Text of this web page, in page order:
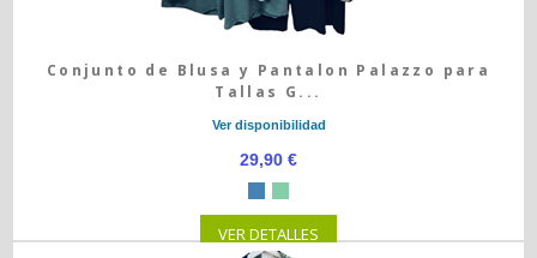
Conjunto de Blusa y Pantalon Palazzo para
Tallas G...
Ver disponibilidad
29,90 €
VER DETALLES